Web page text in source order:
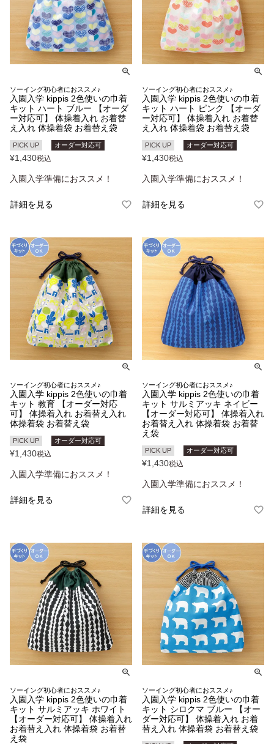
ソーイング初心者におススメ♪
入園入学 kippis 2色使いの巾着
キット ハート ブルー 【オーダ
ー対応可】 体操着入れ お着替
え入れ 体操着袋 お着替え袋
PICK UP オーダー対応可
¥1,430税込
入園入学準備におススメ！
詳細を見る
ソーイング初心者におススメ♪
入園入学 kippis 2色使いの巾着
キット ハート ピンク 【オーダ
ー対応可】 体操着入れ お着替
え入れ 体操着袋 お着替え袋
PICK UP オーダー対応可
¥1,430税込
入園入学準備におススメ！
詳細を見る
ソーイング初心者におススメ♪
入園入学 kippis 2色使いの巾着
キット 教育 【オーダー対応
可】 体操着入れ お着替え入れ
体操着袋 お着替え袋
PICK UP オーダー対応可
¥1,430税込
入園入学準備におススメ！
詳細を見る
ソーイング初心者におススメ♪
入園入学 kippis 2色使いの巾着
キット サルミアッキ ネイビー
【オーダー対応可】 体操着入れ
お着替え入れ 体操着袋 お着替
え袋
PICK UP オーダー対応可
¥1,430税込
入園入学準備におススメ！
詳細を見る
ソーイング初心者におススメ♪
入園入学 kippis 2色使いの巾着
キット サルミアッキ ホワイト
【オーダー対応可】 体操着入れ
お着替え入れ 体操着袋 お着替
え袋
ソーイング初心者におススメ♪
入園入学 kippis 2色使いの巾着
キット シロクマ ブルー 【オー
ダー対応可】 体操着入れ お着
替え入れ 体操着袋 お着替え袋